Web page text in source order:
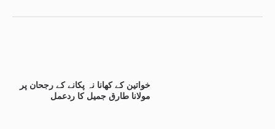
خواتین کے کھانا نہ پکانے کے رجحان پر
مولانا طارق جمیل کا ردعمل